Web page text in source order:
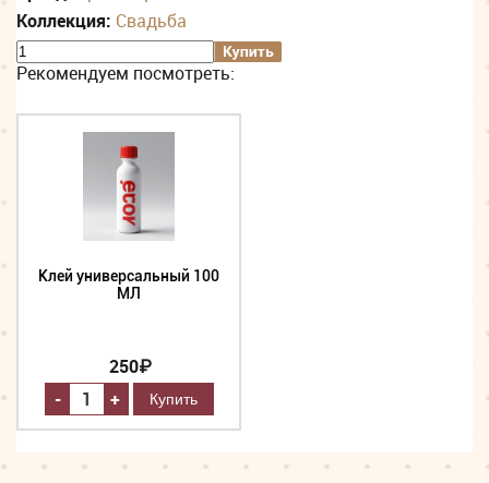
Коллекция: Свадьба
Рекомендуем посмотреть:
Клей универсальный 100
МЛ
250₽
-
+